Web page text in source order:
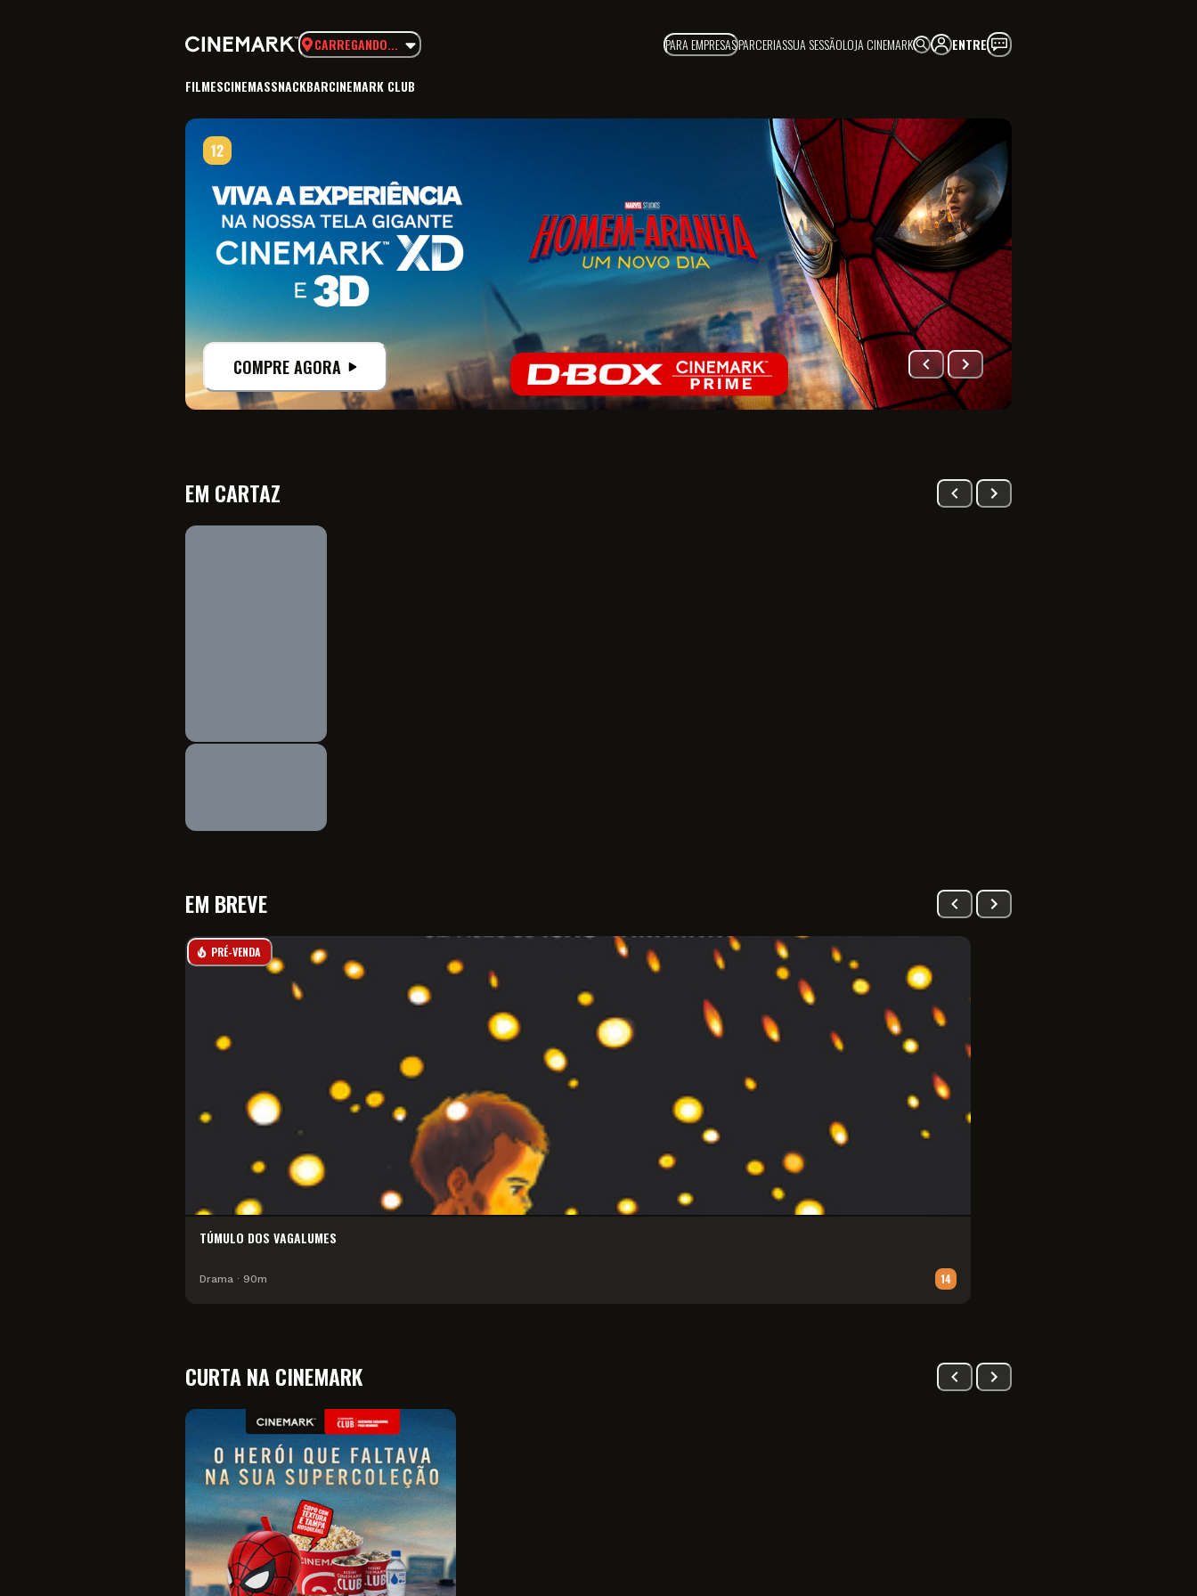
CARREGANDO... PARA EMPRESASPARCERIASSUA SESSÃOLOJA CINEMARK ENTRE
FILMESCINEMASSNACKBARCINEMARK CLUB
COMPRE AGORA
EM CARTAZ
EM BREVE
PRÉ-VENDA
TÚMULO DOS VAGALUMES
Drama ∙ 90m
CURTA NA CINEMARK